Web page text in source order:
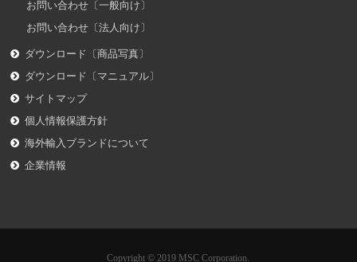
お問い合わせ〔一般向け〕
お問い合わせ〔法人向け〕
ダウンロード〔商品写真〕
ダウンロード〔マニュアル〕
サイトマップ
個人情報保護方針
海外輸入ブランドについて
企業情報
Copyright © 2019 MSC Corporation.